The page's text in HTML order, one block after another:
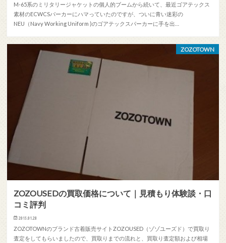
M-65系のミリタリージャケットの個人的ブームから続いて、最近ゴアテックス
素材のECWCSパーカーにハマっていたのですが、ついに青い迷彩の
NEU（Navy Working Uniform )のゴアテックスパーカーに手を出…
ZOZOTOWN
ZOZOUSEDの買取価格について｜見積もり体験談・口
コミ評判
2015.01.28
ZOZOTOWNのブランド古着販売サイトZOZOUSED（ゾゾユーズド）で買取り
査定をしてもらいましたので、買取りまでの流れと、買取り査定額および相場